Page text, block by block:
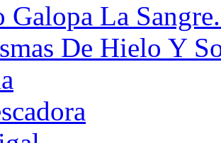
Galopa La
De Hielo Y